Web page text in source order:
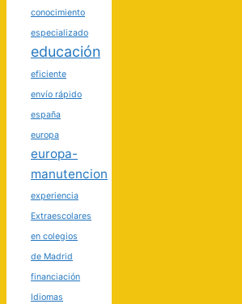
conocimiento
especializado
educación
eficiente
envío rápido
españa
europa
europa-
manutencion
experiencia
Extraescolares
en colegios
de Madrid
financiación
Idiomas